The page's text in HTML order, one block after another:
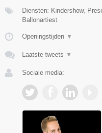
Diensten: Kindershow,
Ballonartiest
Openingstijden ▼
Laatste tweets ▼
Sociale media: